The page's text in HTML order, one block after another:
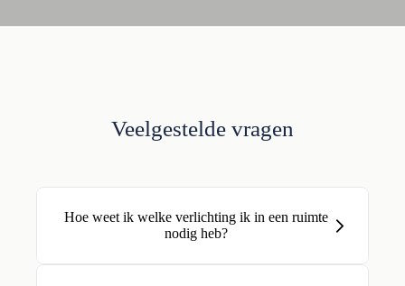
Veelgestelde vragen
Hoe weet ik welke verlichting ik in een ruimte
nodig heb?